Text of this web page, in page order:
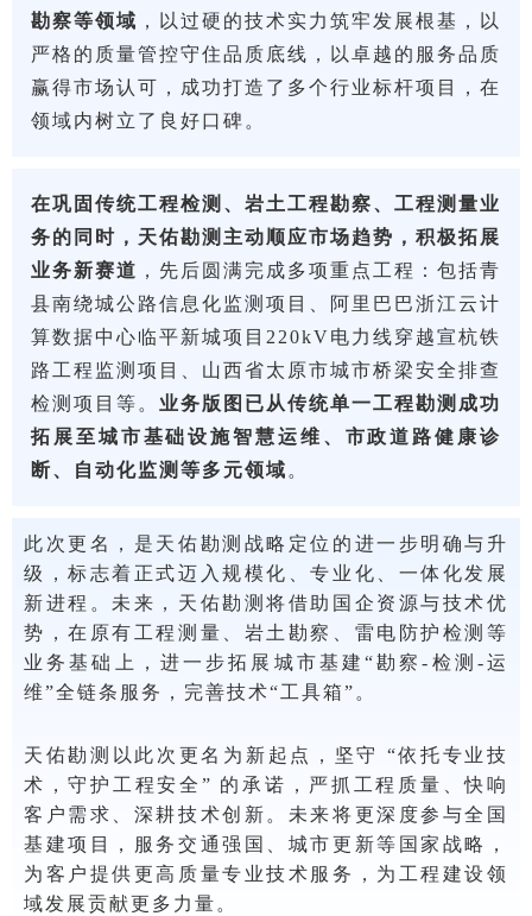
勘察等领域 ，以过硬的技术实力筑牢发展根基，以
严格的质量管控守住品质底线，以卓越的服务品质
赢得市场认可，成功打造了多个行业标杆项目，在
领域内树立了良好口碑。
在巩固传统工程检测、岩土工程勘察、工程测量业
务的同时，天佑勘测主动顺应市场趋势，积极拓展
业务新赛道 ，先后圆满完成多项重点工程：包括青
县南绕城公路信息化监测项目、阿里巴巴浙江云计
算数据中心临平新城项目220kV电力线穿越宣杭铁
路工程监测项目、山西省太原市城市桥梁安全排查
检测项目等。 业务版图已从传统单一工程勘测成功
拓展至城市基础设施智慧运维、市政道路健康诊
断、自动化监测等多元领域 。
此次更名，是天佑勘测战略定位的进一步明确与升
级，标志着正式迈入规模化、专业化、一体化发展
新进程。未来，天佑勘测将借助国企资源与技术优
势，在原有工程测量、岩土勘察、雷电防护检测等
业务基础上，进一步拓展城市基建“勘察-检测-运
维”全链条服务，完善技术“工具箱”。
天佑勘测以此次更名为新起点，坚守 “依托专业技
术，守护工程安全” 的承诺，严抓工程质量、快响
客户需求、深耕技术创新。未来将更深度参与全国
基建项目，服务交通强国、城市更新等国家战略，
为客户提供更高质量专业技术服务，为工程建设领
域发展贡献更多力量。